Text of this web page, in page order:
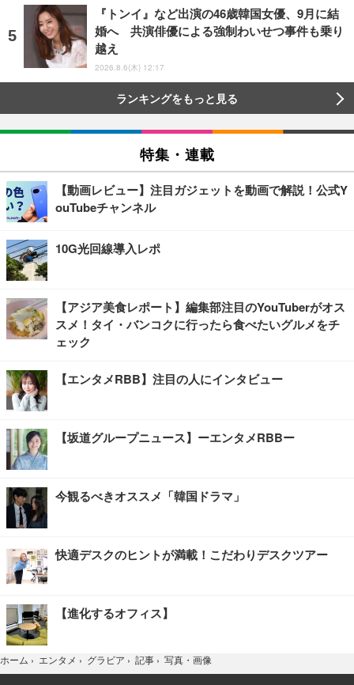
『トンイ』など出演の46歳韓国女優、9月に結
婚へ 共演俳優による強制わいせつ事件も乗り
越え
2026.8.6(木) 12:17
ランキングをもっと見る
特集・連載
【動画レビュー】注目ガジェットを動画で解説！公式Y
ouTubeチャンネル
10G光回線導入レポ
【アジア美食レポート】編集部注目のYouTuberがオス
スメ！タイ・バンコクに行ったら食べたいグルメをチ
ェック
【エンタメRBB】注目の人にインタビュー
【坂道グループニュース】ーエンタメRBBー
今観るべきオススメ「韓国ドラマ」
快適デスクのヒントが満載！こだわりデスクツアー
【進化するオフィス】
ホーム › エンタメ › グラビア › 記事 › 写真・画像